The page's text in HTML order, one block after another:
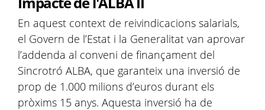
En aquest context de reivindicacions salarials,
el Govern de l’Estat i la Generalitat van aprovar
l’addenda al conveni de finançament del
Sincrotró ALBA, que garanteix una inversió de
prop de 1.000 milions d’euros durant els
pròxims 15 anys. Aquesta inversió ha de